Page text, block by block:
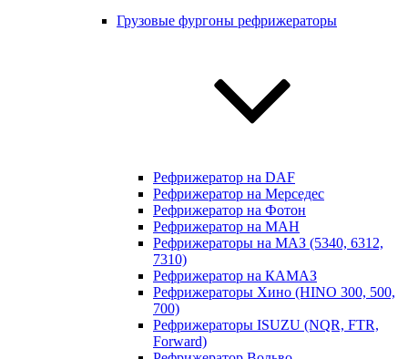
Грузовые фургоны рефрижераторы
Рефрижератор на DAF
Рефрижератор на Мерседес
Рефрижератор на Фотон
Рефрижератор на МАН
Рефрижераторы на МАЗ (5340, 6312,
7310)
Рефрижератор на КАМАЗ
Рефрижераторы Хино (HINO 300, 500,
700)
Рефрижераторы ISUZU (NQR, FTR,
Forward)